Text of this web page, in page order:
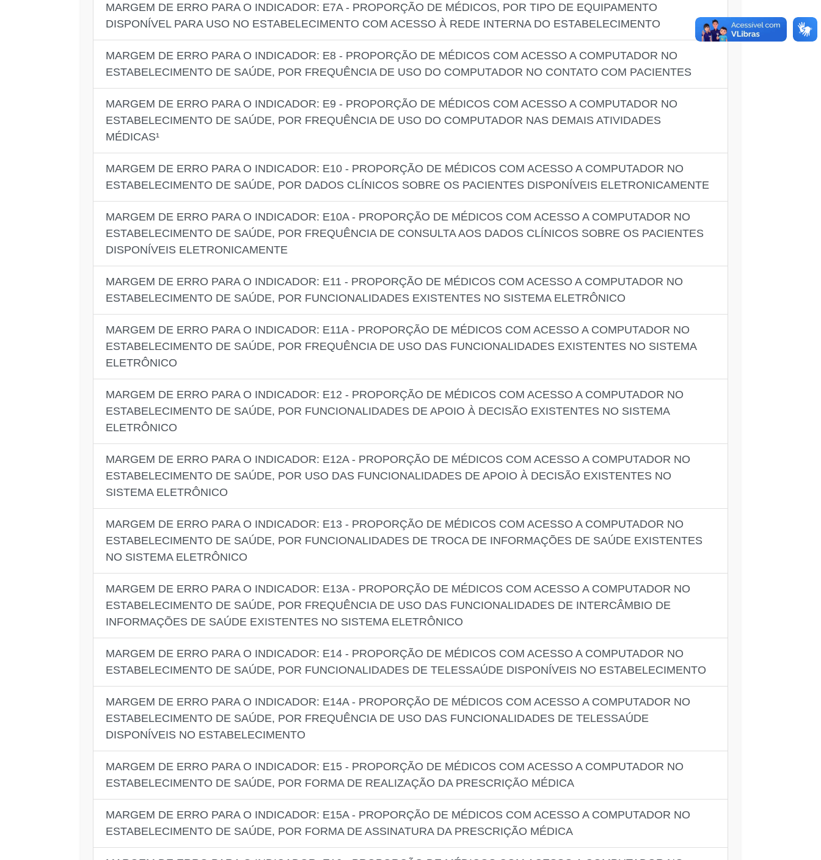
MARGEM DE ERRO PARA O INDICADOR: E7A - PROPORÇÃO DE MÉDICOS, POR TIPO DE EQUIPAMENTO
DISPONÍVEL PARA USO NO ESTABELECIMENTO COM ACESSO À REDE INTERNA DO ESTABELECIMENTO
MARGEM DE ERRO PARA O INDICADOR: E8 - PROPORÇÃO DE MÉDICOS COM ACESSO A COMPUTADOR NO
ESTABELECIMENTO DE SAÚDE, POR FREQUÊNCIA DE USO DO COMPUTADOR NO CONTATO COM PACIENTES
MARGEM DE ERRO PARA O INDICADOR: E9 - PROPORÇÃO DE MÉDICOS COM ACESSO A COMPUTADOR NO
ESTABELECIMENTO DE SAÚDE, POR FREQUÊNCIA DE USO DO COMPUTADOR NAS DEMAIS ATIVIDADES
MÉDICAS¹
MARGEM DE ERRO PARA O INDICADOR: E10 - PROPORÇÃO DE MÉDICOS COM ACESSO A COMPUTADOR NO
ESTABELECIMENTO DE SAÚDE, POR DADOS CLÍNICOS SOBRE OS PACIENTES DISPONÍVEIS ELETRONICAMENTE
MARGEM DE ERRO PARA O INDICADOR: E10A - PROPORÇÃO DE MÉDICOS COM ACESSO A COMPUTADOR NO
ESTABELECIMENTO DE SAÚDE, POR FREQUÊNCIA DE CONSULTA AOS DADOS CLÍNICOS SOBRE OS PACIENTES
DISPONÍVEIS ELETRONICAMENTE
MARGEM DE ERRO PARA O INDICADOR: E11 - PROPORÇÃO DE MÉDICOS COM ACESSO A COMPUTADOR NO
ESTABELECIMENTO DE SAÚDE, POR FUNCIONALIDADES EXISTENTES NO SISTEMA ELETRÔNICO
MARGEM DE ERRO PARA O INDICADOR: E11A - PROPORÇÃO DE MÉDICOS COM ACESSO A COMPUTADOR NO
ESTABELECIMENTO DE SAÚDE, POR FREQUÊNCIA DE USO DAS FUNCIONALIDADES EXISTENTES NO SISTEMA
ELETRÔNICO
MARGEM DE ERRO PARA O INDICADOR: E12 - PROPORÇÃO DE MÉDICOS COM ACESSO A COMPUTADOR NO
ESTABELECIMENTO DE SAÚDE, POR FUNCIONALIDADES DE APOIO À DECISÃO EXISTENTES NO SISTEMA
ELETRÔNICO
MARGEM DE ERRO PARA O INDICADOR: E12A - PROPORÇÃO DE MÉDICOS COM ACESSO A COMPUTADOR NO
ESTABELECIMENTO DE SAÚDE, POR USO DAS FUNCIONALIDADES DE APOIO À DECISÃO EXISTENTES NO
SISTEMA ELETRÔNICO
MARGEM DE ERRO PARA O INDICADOR: E13 - PROPORÇÃO DE MÉDICOS COM ACESSO A COMPUTADOR NO
ESTABELECIMENTO DE SAÚDE, POR FUNCIONALIDADES DE TROCA DE INFORMAÇÕES DE SAÚDE EXISTENTES
NO SISTEMA ELETRÔNICO
MARGEM DE ERRO PARA O INDICADOR: E13A - PROPORÇÃO DE MÉDICOS COM ACESSO A COMPUTADOR NO
ESTABELECIMENTO DE SAÚDE, POR FREQUÊNCIA DE USO DAS FUNCIONALIDADES DE INTERCÂMBIO DE
INFORMAÇÕES DE SAÚDE EXISTENTES NO SISTEMA ELETRÔNICO
MARGEM DE ERRO PARA O INDICADOR: E14 - PROPORÇÃO DE MÉDICOS COM ACESSO A COMPUTADOR NO
ESTABELECIMENTO DE SAÚDE, POR FUNCIONALIDADES DE TELESSAÚDE DISPONÍVEIS NO ESTABELECIMENTO
MARGEM DE ERRO PARA O INDICADOR: E14A - PROPORÇÃO DE MÉDICOS COM ACESSO A COMPUTADOR NO
ESTABELECIMENTO DE SAÚDE, POR FREQUÊNCIA DE USO DAS FUNCIONALIDADES DE TELESSAÚDE
DISPONÍVEIS NO ESTABELECIMENTO
MARGEM DE ERRO PARA O INDICADOR: E15 - PROPORÇÃO DE MÉDICOS COM ACESSO A COMPUTADOR NO
ESTABELECIMENTO DE SAÚDE, POR FORMA DE REALIZAÇÃO DA PRESCRIÇÃO MÉDICA
MARGEM DE ERRO PARA O INDICADOR: E15A - PROPORÇÃO DE MÉDICOS COM ACESSO A COMPUTADOR NO
ESTABELECIMENTO DE SAÚDE, POR FORMA DE ASSINATURA DA PRESCRIÇÃO MÉDICA